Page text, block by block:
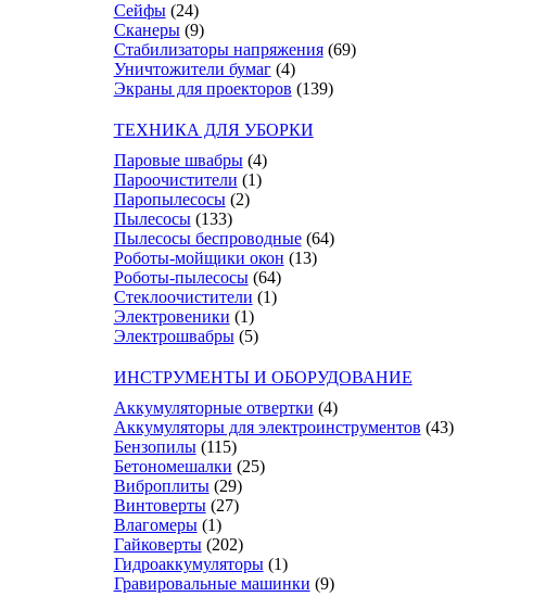
Сейфы (24)
Сканеры (9)
Стабилизаторы напряжения (69)
Уничтожители бумаг (4)
Экраны для проекторов (139)
ТЕХНИКА ДЛЯ УБОРКИ
Паровые швабры (4)
Пароочистители (1)
Паропылесосы (2)
Пылесосы (133)
Пылесосы беспроводные (64)
Роботы-мойщики окон (13)
Роботы-пылесосы (64)
Стеклоочистители (1)
Электровеники (1)
Электрошвабры (5)
ИНСТРУМЕНТЫ И ОБОРУДОВАНИЕ
Аккумуляторные отвертки (4)
Аккумуляторы для электроинструментов (43)
Бензопилы (115)
Бетономешалки (25)
Виброплиты (29)
Винтоверты (27)
Влагомеры (1)
Гайковерты (202)
Гидроаккумуляторы (1)
Гравировальные машинки (9)